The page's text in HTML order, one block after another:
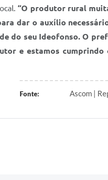
“O produtor rural
dar o auxílio
do seu Ideofonso. O
e estamos
Fonte: Ascom |